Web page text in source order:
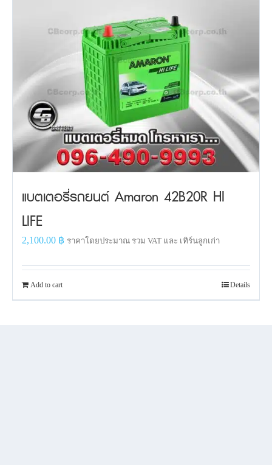
แบตเตอรี่รถยนต์ Amaron 42B20R HI
LIFE
2,100.00 ฿ ราคาโดยประมาณ รวม VAT และ เทิร์นลูกเก่า
Add to cart Details